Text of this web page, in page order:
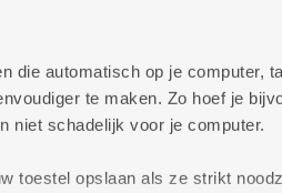
die automatisch op je computer,
te maken. Zo hoef je
niet schadelijk voor je computer.
toestel opslaan als ze strikt